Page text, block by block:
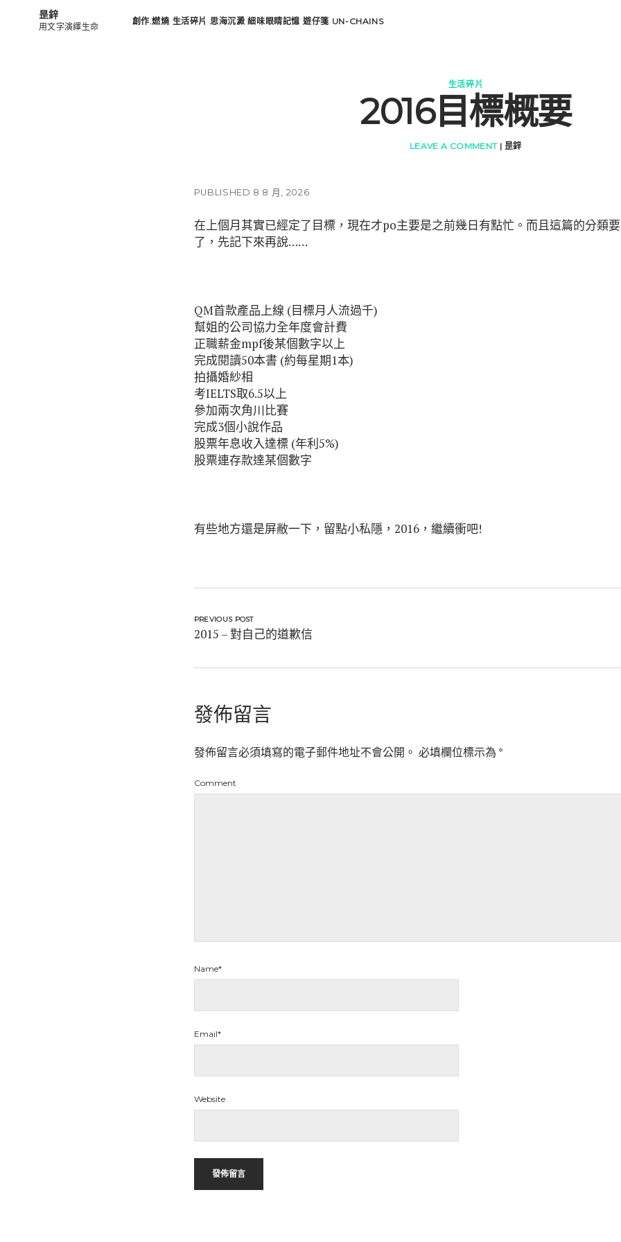
昰鋅
用文字演繹生命
創作.燃燒 生活碎片 思海沉澱 細味眼睛記憶 遊仔箋 UN-CHAINS
生活碎片
2016目標概要
LEAVE A COMMENT | 昰鋅
PUBLISHED 8 8 月, 2026
在上個月其實已經定了目標，現在才po主要是之前幾日有點忙。而且這篇的分類
了，先記下來再說……
QM首款產品上線 (目標月人流過千)
幫姐的公司協力全年度會計費
正職薪金mpf後某個數字以上
完成閱讀50本書 (約每星期1本)
拍攝婚紗相
考IELTS取6.5以上
參加兩次角川比賽
完成3個小說作品
股票年息收入達標 (年利5%)
股票連存款達某個數字
有些地方還是屏敝一下，留點小私隱，2016，繼續衝吧!
PREVIOUS POST
2015 – 對自己的道歉信
發佈留言
發佈留言必須填寫的電子郵件地址不會公開。 必填欄位標示為*
Comment
Name*
Email*
Website